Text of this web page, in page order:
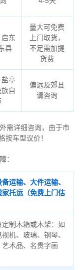
东
县
量大可免费
上门取货，
不足需加提
货费
盐亭
自
偏远及郊县
请咨询
需详细咨询，由于市
按车型议价！
：
运输、大件运输、
托运（免费上门估
制木箱或木架：如
机、玻璃、钢琴、
术品、名贵字画